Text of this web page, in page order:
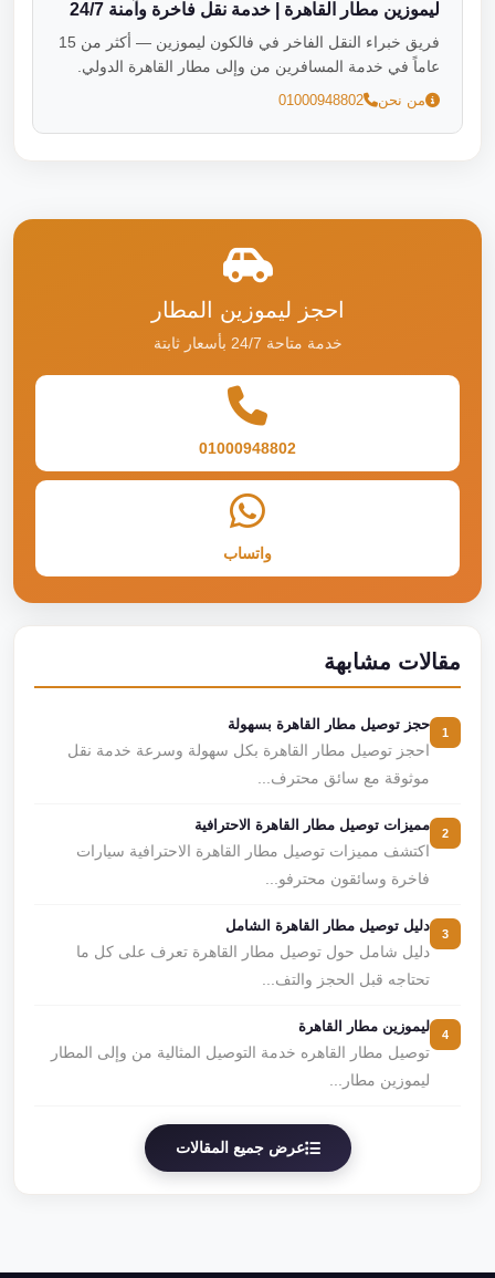
ليموزين مطار القاهرة | خدمة نقل فاخرة وآمنة 24/7
فريق خبراء النقل الفاخر في فالكون ليموزين — أكثر من 15
عاماً في خدمة المسافرين من وإلى مطار القاهرة الدولي.
من نحن 01000948802
احجز ليموزين المطار
خدمة متاحة 24/7 بأسعار ثابتة
01000948802
واتساب
مقالات مشابهة
حجز توصيل مطار القاهرة بسهولة
احجز توصيل مطار القاهرة بكل سهولة وسرعة خدمة نقل
موثوقة مع سائق محترف...
مميزات توصيل مطار القاهرة الاحترافية
اكتشف مميزات توصيل مطار القاهرة الاحترافية سيارات
فاخرة وسائقون محترفو...
دليل توصيل مطار القاهرة الشامل
دليل شامل حول توصيل مطار القاهرة تعرف على كل ما
تحتاجه قبل الحجز والتف...
ليموزين مطار القاهرة
توصيل مطار القاهره خدمة التوصيل المثالية من وإلى المطار
ليموزين مطار...
عرض جميع المقالات